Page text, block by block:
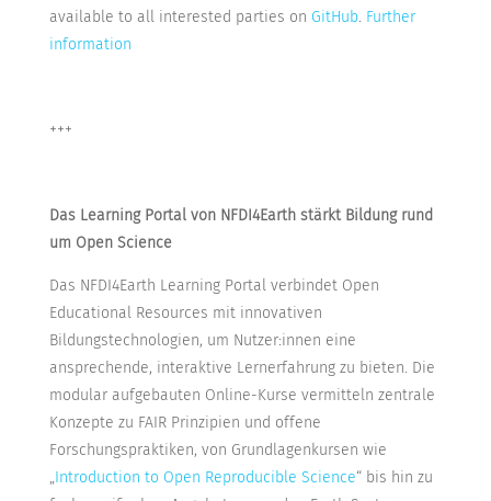
available to all interested parties on GitHub. Further
information
+++
Das Learning Portal von NFDI4Earth stärkt Bildung rund
um Open Science
Das NFDI4Earth Learning Portal verbindet Open
Educational Resources mit innovativen
Bildungstechnologien, um Nutzer:innen eine
ansprechende, interaktive Lernerfahrung zu bieten. Die
modular aufgebauten Online-Kurse vermitteln zentrale
Konzepte zu FAIR Prinzipien und offene
Forschungspraktiken, von Grundlagenkursen wie
„Introduction to Open Reproducible Science“ bis hin zu